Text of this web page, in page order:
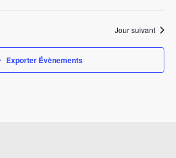
Jour suivant
Exporter Évènements
Contact
Créer un compte